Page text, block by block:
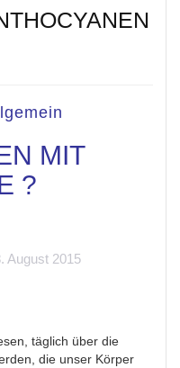
MIT
?
August 2015
täglich über die
die unser Körper